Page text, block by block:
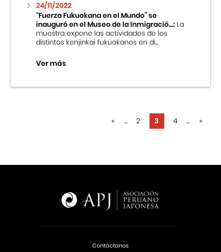
24/11/2022
“Fuerza Fukuokana en el Mundo” se
inauguró en el Museo de la Inmigració...:La
muestra expone las actividades de los
distintos kenjinkai fukuokanos en di...
Ver más
« ... 2 3 4 ... »
Contáctanos